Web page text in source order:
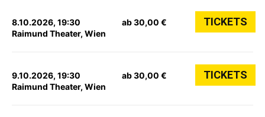
8.10.2026, 19:30
Raimund Theater, Wien
ab 30,00 € TICKETS
9.10.2026, 19:30
Raimund Theater, Wien
ab 30,00 € TICKETS